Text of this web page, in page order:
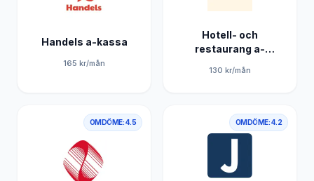
Handels a-kassa
165 kr/mån
Hotell- och
restaurang a-
130 kr/mån
OMDÖME:4.5 OMDÖME:4.2